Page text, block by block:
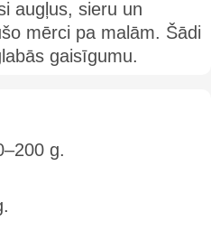
augļus, sieru un
mērci pa malām. Šādi
gaisīgumu.
g.